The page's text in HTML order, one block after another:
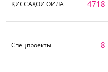
ҚИССАҲОИ ОИЛА 4718
Спецпроекты 8